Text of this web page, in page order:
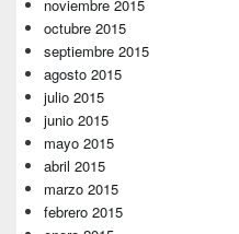
noviembre 2015
octubre 2015
septiembre 2015
agosto 2015
julio 2015
junio 2015
mayo 2015
abril 2015
marzo 2015
febrero 2015